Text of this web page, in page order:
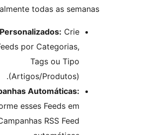
manualmente todas as
Feeds Personalizados:
RSS Feeds por Categorias,
(Artigos/Produtos).
Campanhas Automáticas:
Transforme esses Feeds em
Campanhas RSS Feed